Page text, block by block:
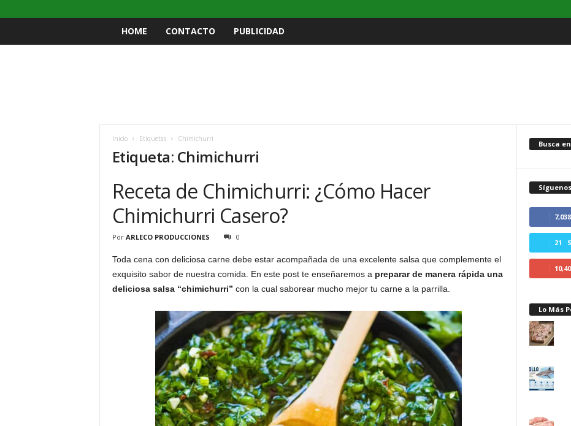
HOME CONTACTO PUBLICIDAD
Inicio Etiquetas Chimichurri
Etiqueta: Chimichurri
Receta de Chimichurri: ¿Cómo Hacer
Chimichurri Casero?
Por ARLECO PRODUCCIONES 0
Toda cena con deliciosa carne debe estar acompañada de una excelente salsa que complemente el
exquisito sabor de nuestra comida. En este post te enseñaremos a preparar de manera rápida una
deliciosa salsa “chimichurri” con la cual saborear mucho mejor tu carne a la parrilla.
Busca
Síguenos
7,038
21
Lo Más